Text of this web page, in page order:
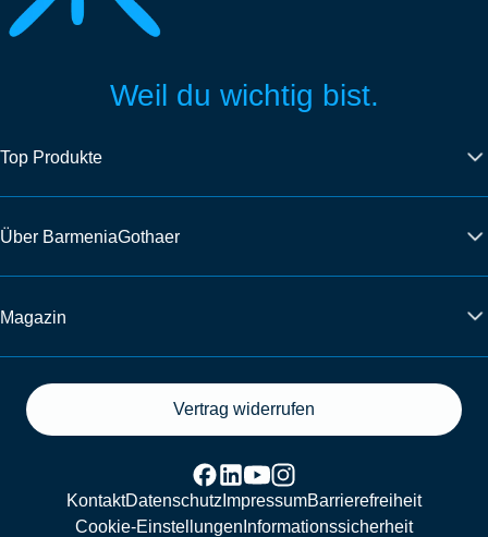
Weil du wichtig bist.
Top Produkte
Über BarmeniaGothaer
Magazin
Vertrag widerrufen
KontaktDatenschutz ImpressumBarrierefreiheit
Cookie-Einstellungen Informationssicherheit